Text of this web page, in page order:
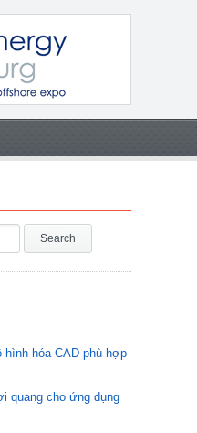
hóa CAD phù hợp
quang cho ứng dụng